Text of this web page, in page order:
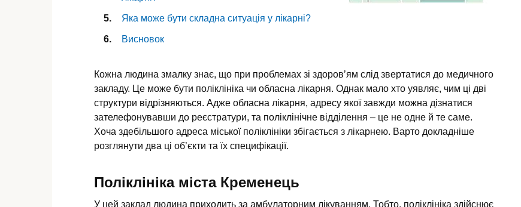
Яка може бути складна ситуація у лікарні?
Висновок
Кожна людина змалку знає, що при проблемах зі здоров’ям слід звертатися до медичного
закладу. Це може бути поліклініка чи обласна лікарня. Однак мало хто уявляє, чим ці дві
структури відрізняються. Адже обласна лікарня, адресу якої завжди можна дізнатися
зателефонувавши до реєстратури, та поліклінічне відділення – це не одне й те саме.
Хоча здебільшого адреса міської поліклініки збігається з лікарнею. Варто докладніше
розглянути два ці об’єкти та їх специфікації.
Поліклініка міста Кременець
У цей заклад людина приходить за амбулаторним лікуванням. Тобто, поліклініка здійснює